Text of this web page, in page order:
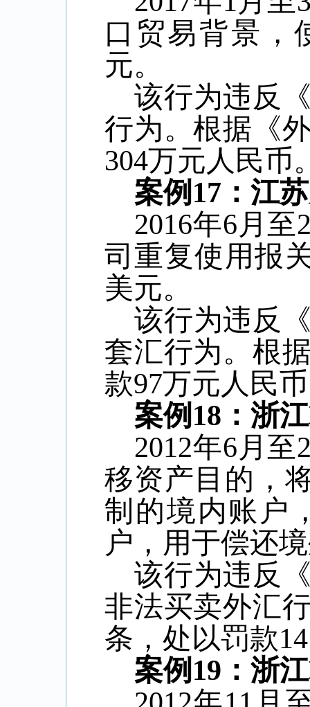
口贸易背景，
元。
该行为违反
行为。根据《
304万元人民币
案例 17 ：江
2016年6 月至
司重复使用报
美元。
该行为违反
套汇行为。根
款97万元人民
案例 18 ：浙
2012年6 月至
移资产目的，
制的境内账户
户，用于偿还
该行为违反
非法买卖外汇
条，处以罚款
案例 19 ：浙